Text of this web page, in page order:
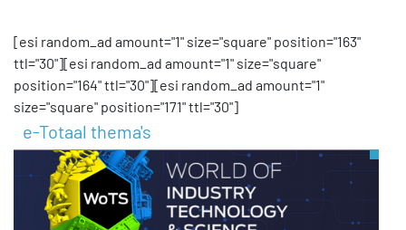
[esi random_ad amount="1" size="square" position="163"
ttl="30"][esi random_ad amount="1" size="square"
position="164" ttl="30"][esi random_ad amount="1"
size="square" position="171" ttl="30"]
e-Totaal thema's